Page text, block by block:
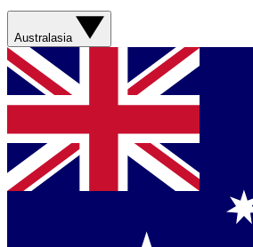
Australasia